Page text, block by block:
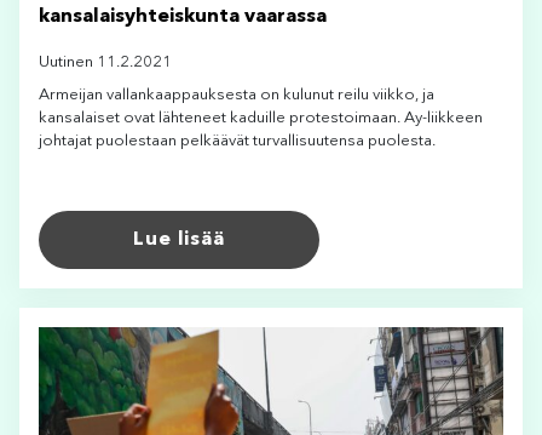
kansalaisyhteiskunta vaarassa
Uutinen 11.2.2021
Armeijan vallankaappauksesta on kulunut reilu viikko, ja
kansalaiset ovat lähteneet kaduille protestoimaan. Ay-liikkeen
johtajat puolestaan pelkäävät turvallisuutensa puolesta.
Lue lisää